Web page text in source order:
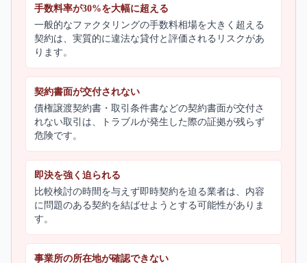
手数料率が30%を大幅に超える
一般的なファクタリングの手数料相場を大きく超える
契約は、実質的に違法な貸付と評価されるリスクがあ
ります。
契約書面が交付されない
債権譲渡契約書・取引条件書などの契約書面が交付さ
れない取引は、トラブルが発生した際の証拠が残らず
危険です。
即決を強く迫られる
比較検討の時間を与えず即時契約を迫る業者は、内容
に問題のある契約を結ばせようとする可能性がありま
す。
事業所の所在地が確認できない